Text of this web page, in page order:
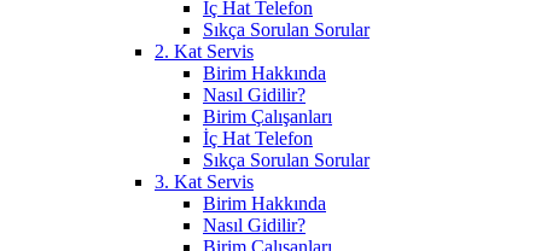
İç Hat Telefon
Sıkça Sorulan Sorular
2. Kat Servis
Birim Hakkında
Nasıl Gidilir?
Birim Çalışanları
İç Hat Telefon
Sıkça Sorulan Sorular
3. Kat Servis
Birim Hakkında
Nasıl Gidilir?
Birim Çalışanları